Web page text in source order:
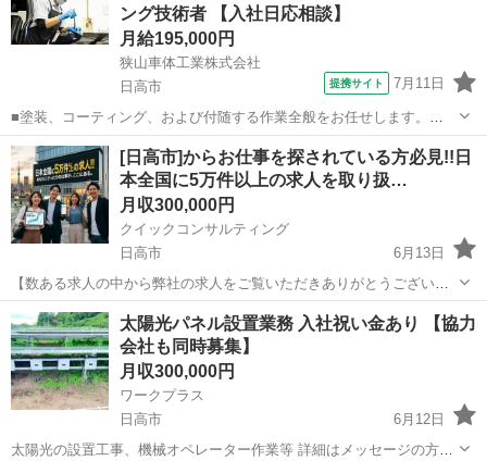
ング技術者 【入社日応相談】
月給195,000円
狭山車体工業株式会社
日高市
提携サイト 7月11日
■塗装、コーティング、および付随する作業全般をお任せします。
【具体的には…】 ■塗装前の下地処理（汚れ落とし、成型、研磨な
ど） ■マスキング作業 ■パーツの分解・組付・塗装・コーティング・
表面処理 ‥手掛ける製品...
埼玉 日高市 機械
[日高市]からお仕事を探されている方必見!!日
本全国に5万件以上の求人を取り扱…
月収300,000円
クイックコンサルティング
日高市
6月13日
【数ある求人の中から弊社の求人をご覧いただきありがとうございま
す!!】 全国に様々な求人を5万件以上取り扱っておりご希望条件やご状
況に応じてマッチしそうな求人をご案内いたします!! 応募前に相談だ
けしてみたい方やどんな求...
埼玉 日高市 その他
太陽光パネル設置業務 入社祝い金あり 【協力
会社も同時募集】
月収300,000円
ワークプラス
日高市
6月12日
太陽光の設置工事、機械オペレーター作業等 詳細はメッセージの方で